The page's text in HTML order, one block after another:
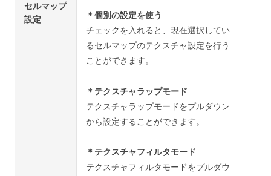
セルマップ
設定
＊個別の設定を使う
チェックを入れると、現在選択してい
るセルマップのテクスチャ設定を行う
ことができます。
＊テクスチャラップモード
テクスチャラップモードをプルダウン
から設定することができます。
＊テクスチャフィルタモード
テクスチャフィルタモードをプルダウ